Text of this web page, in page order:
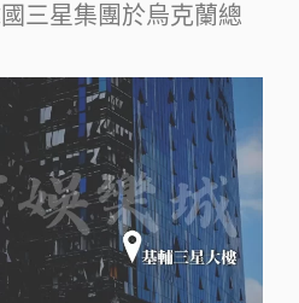
三星集團於烏克蘭總